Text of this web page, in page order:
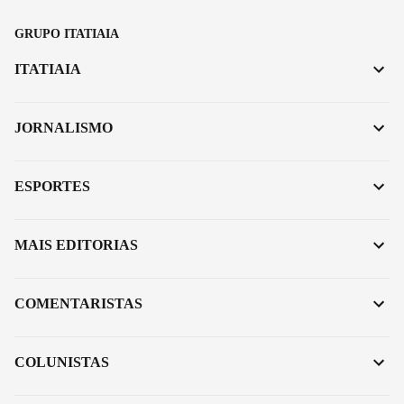
GRUPO ITATIAIA
ITATIAIA
JORNALISMO
ESPORTES
MAIS EDITORIAS
COMENTARISTAS
COLUNISTAS